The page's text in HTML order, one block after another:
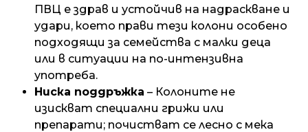
ПВЦ е здрав и устойчив на надраскване и
удари, което прави тези колони особено
подходящи за семейства с малки деца
или в ситуации на по-интензивна
употреба.
Ниска поддръжка – Колоните не
изискват специални грижи или
препарати; почистват се лесно с мека